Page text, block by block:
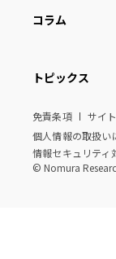
コラム
トピックス
免責条項 サイ
個人情報の取扱い
情報セキュリティ
© Nomura